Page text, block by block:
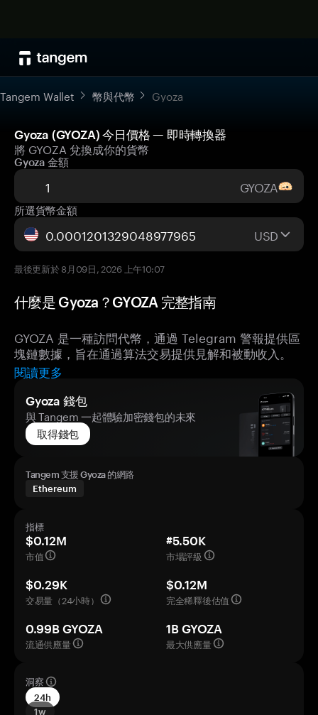
Tangem Wallet 幣與代幣 Gyoza
Gyoza (GYOZA) 今日價格 — 即時轉換器
將 GYOZA 兌換成你的貨幣
Gyoza 金額
GYOZA
所選貨幣金額
USD
最後更新於 8月09日, 2026 上午10:07
什麼是 Gyoza？GYOZA 完整指南
GYOZA 是一種訪問代幣，通過 Telegram 警報提供區
塊鏈數據，旨在通過算法交易提供見解和被動收入。
閱讀更多
Gyoza 錢包
與 Tangem 一起體驗加密錢包的未來
取得錢包
Tangem 支援 Gyoza 的網路
Ethereum
指標
$0.12M
市值
#5.50K
市場評級
$0.29K
交易量（24小時）
$0.12M
完全稀釋後估值
0.99B GYOZA
流通供應量
1B GYOZA
最大供應量
洞察
24h
1w